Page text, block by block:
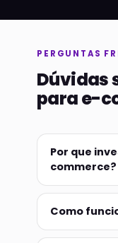
PERGUNTAS
Dúvidas
para e-
Por que
commerce?
Como